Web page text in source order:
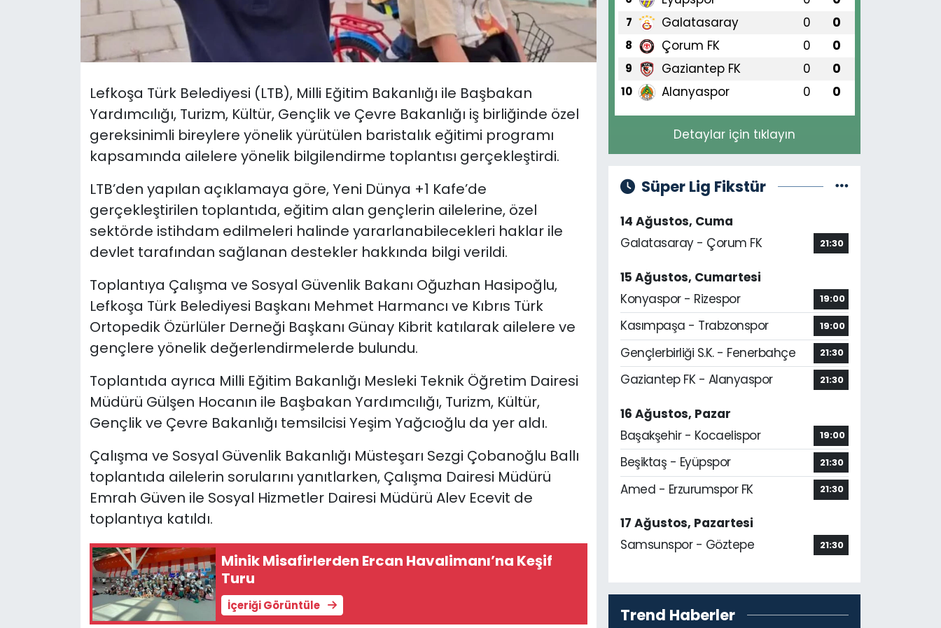
Lefkoşa Türk Belediyesi (LTB), Milli Eğitim Bakanlığı ile Başbakan
Yardımcılığı, Turizm, Kültür, Gençlik ve Çevre Bakanlığı iş birliğinde özel
gereksinimli bireylere yönelik yürütülen baristalık eğitimi programı
kapsamında ailelere yönelik bilgilendirme toplantısı gerçekleştirdi.
LTB’den yapılan açıklamaya göre, Yeni Dünya +1 Kafe’de
gerçekleştirilen toplantıda, eğitim alan gençlerin ailelerine, özel
sektörde istihdam edilmeleri halinde yararlanabilecekleri haklar ile
devlet tarafından sağlanan destekler hakkında bilgi verildi.
Toplantıya Çalışma ve Sosyal Güvenlik Bakanı Oğuzhan Hasipoğlu,
Lefkoşa Türk Belediyesi Başkanı Mehmet Harmancı ve Kıbrıs Türk
Ortopedik Özürlüler Derneği Başkanı Günay Kibrit katılarak ailelere ve
gençlere yönelik değerlendirmelerde bulundu.
Toplantıda ayrıca Milli Eğitim Bakanlığı Mesleki Teknik Öğretim Dairesi
Müdürü Gülşen Hocanın ile Başbakan Yardımcılığı, Turizm, Kültür,
Gençlik ve Çevre Bakanlığı temsilcisi Yeşim Yağcıoğlu da yer aldı.
Çalışma ve Sosyal Güvenlik Bakanlığı Müsteşarı Sezgi Çobanoğlu Ballı
toplantıda ailelerin sorularını yanıtlarken, Çalışma Dairesi Müdürü
Emrah Güven ile Sosyal Hizmetler Dairesi Müdürü Alev Ecevit de
toplantıya katıldı.
Minik Misafirlerden Ercan Havalimanı’na Keşif
Turu
İçeriği Görüntüle
7 Galatasaray 0 0
8 Çorum FK 0 0
9 Gaziantep FK 0 0
10 Alanyaspor 0 0
Detaylar için tıklayın
Süper Lig Fikstür
14 Ağustos, Cuma
Galatasaray - Çorum FK
21:30
15 Ağustos, Cumartesi
Konyaspor - Rizespor
19:00
Kasımpaşa - Trabzonspor 19:00
Gençlerbirliği S.K. - Fenerbahçe 21:30
Gaziantep FK - Alanyaspor 21:30
16 Ağustos, Pazar
Başakşehir - Kocaelispor
19:00
Beşiktaş - Eyüpspor 21:30
Amed - Erzurumspor FK 21:30
17 Ağustos, Pazartesi
Samsunspor - Göztepe
21:30
Trend Haberler
SAĞLIK
Yazarlar